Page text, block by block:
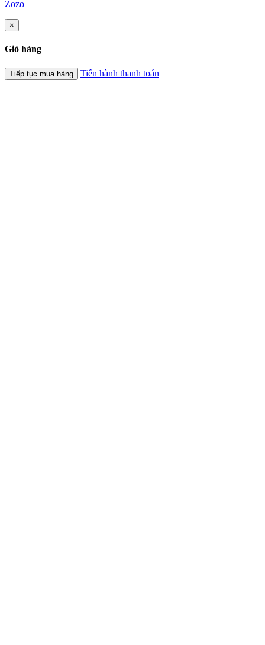
Zozo
×
Giỏ hàng
Tiếp tục mua hàng Tiến hành thanh toán